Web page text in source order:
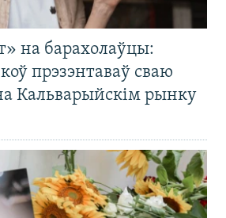
на барахолаўцы:
прэзэнтаваў сваю
Кальварыйскім рынку